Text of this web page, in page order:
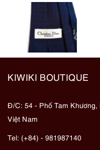
KIWIKI BOUTIQUE
Đ/C: 54 - Phố Tam
Việt Nam
Tel: (+84) - 981987140